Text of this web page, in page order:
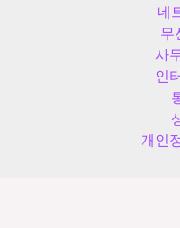
네
무
사
인
개인